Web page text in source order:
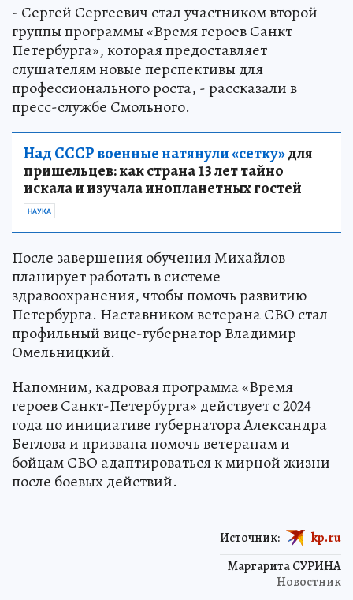
- Сергей Сергеевич стал участником второй
группы программы «Время героев Санкт
Петербурга», которая предоставляет
слушателям новые перспективы для
профессионального роста, - рассказали в
пресс-службе Смольного.
Над СССР военные натянули «сетку»для
пришельцев: как страна 13 лет тайно
искала и изучала инопланетных гостей
НАУКА
После завершения обучения Михайлов
планирует работать в системе
здравоохранения, чтобы помочь развитию
Петербурга. Наставником ветерана СВО стал
профильный вице-губернатор Владимир
Омельницкий.
Напомним, кадровая программа «Время
героев Санкт-Петербурга» действует с 2024
года по инициативе губернатора Александра
Беглова и призвана помочь ветеранам и
бойцам СВО адаптироваться к мирной жизни
после боевых действий.
Маргарита СУРИНА
Новостник
Источник: kp.ru